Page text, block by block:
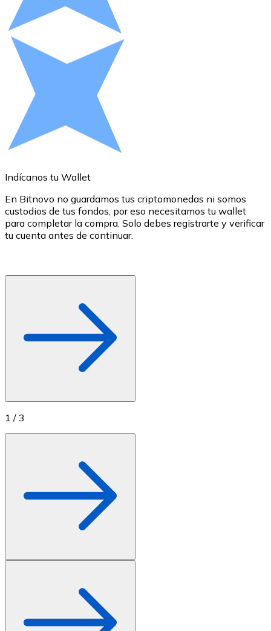
Compra criptomonedas con efectivo en tu tienda más
Comprar con efectivo
Transferencia SEPA
Añade fondos a tu cuenta Bitnovo o realiza compras
Comprar con Transferencia
Tarjeta de crédito / débito
Utiliza tarjetas Visa y Mastercard para comprar
Tienda - Tarjetas regalo
Nuevo
Compra tarjetas regalo de tus marcas favoritas con
Indícanos tu Wallet
En Bitnovo no guardamos tus criptomonedas ni somos
custodios de tus fondos, por eso necesitamos tu wallet
para completar la compra. Solo debes registrarte y verificar
tu cuenta antes de continuar.
1 / 3